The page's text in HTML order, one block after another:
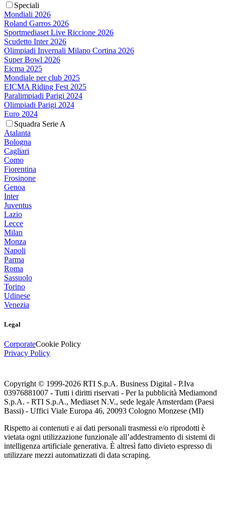
Speciali
Mondiali 2026
Roland Garros 2026
Sportmediaset Live Riccione 2026
Scudetto Inter 2026
Olimpiadi Invernali Milano Cortina 2026
Super Bowl 2026
Eicma 2025
Mondiale per club 2025
EICMA Riding Fest 2025
Paralimpiadi Parigi 2024
Olimpiadi Parigi 2024
Euro 2024
Squadra Serie A
Atalanta
Bologna
Cagliari
Como
Fiorentina
Frosinone
Genoa
Inter
Juventus
Lazio
Lecce
Milan
Monza
Napoli
Parma
Roma
Sassuolo
Torino
Udinese
Venezia
Legal
CorporateCookie Policy
Privacy Policy
Copyright © 1999-2026 RTI S.p.A. Business Digital - P.Iva
03976881007 - Tutti i diritti riservati - Per la pubblicità Mediamond
S.p.A. - RTI S.p.A., Mediaset N.V., sede legale Amsterdam (Paesi
Bassi) - Uffici Viale Europa 46, 20093 Cologno Monzese (MI)
Rispetto ai contenuti e ai dati personali trasmessi e/o riprodotti è
vietata ogni utilizzazione funzionale all’addestramento di sistemi di
intelligenza artificiale generativa. È altresì fatto divieto espresso di
utilizzare mezzi automatizzati di data scraping.